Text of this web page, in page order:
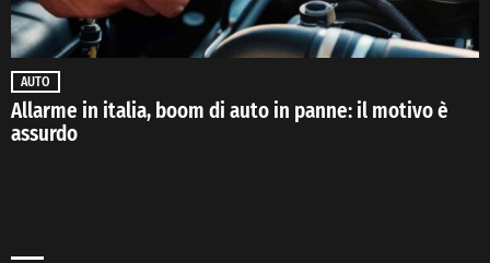
AUTO
Allarme in italia, boom di auto in panne: il motivo è
assurdo